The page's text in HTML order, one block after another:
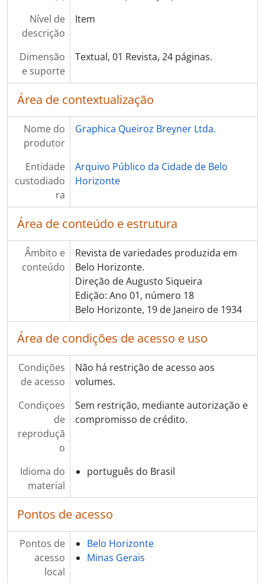
Nível de
descrição
Item
Dimensão
e suporte
Textual, 01 Revista, 24 páginas.
Área de contextualização
Nome do
produtor
Graphica Queiroz Breyner Ltda.
Entidade
custodiado
ra
Arquivo Público da Cidade de Belo
Horizonte
Área de conteúdo e estrutura
Âmbito e
conteúdo
Revista de variedades produzida em
Belo Horizonte.
Direção de Augusto Siqueira
Edição: Ano 01, número 18
Belo Horizonte, 19 de Janeiro de 1934
Área de condições de acesso e uso
Condições
de acesso
Não há restrição de acesso aos
volumes.
Condiçoes
de
reproduçã
o
Sem restrição, mediante autorização e
compromisso de crédito.
Idioma do
material
português do Brasil
Pontos de acesso
Pontos de
acesso
local
Belo Horizonte
Minas Gerais